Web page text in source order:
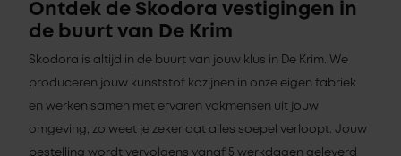
Ontdek de Skodora vestigingen in
de buurt van De Krim
Skodora is altijd in de buurt van jouw klus in De Krim. We
produceren jouw kunststof kozijnen in onze eigen fabriek
en werken samen met ervaren vakmensen uit jouw
omgeving, zo weet je zeker dat alles soepel verloopt. Jouw
bestelling wordt vervolgens vanaf 5 werkdagen geleverd